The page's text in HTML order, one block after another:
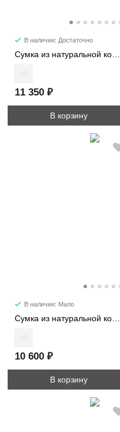
В наличии: Достаточно
11 350 ₽
В корзину
В наличии: Мало
Сумка из натуральной кожи на цепи 11229
10 600 ₽
В корзину